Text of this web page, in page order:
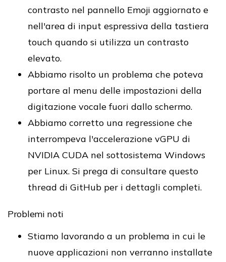
contrasto nel pannello Emoji aggiornato e
nell'area di input espressiva della tastiera
touch quando si utilizza un contrasto
elevato.
Abbiamo risolto un problema che poteva
portare al menu delle impostazioni della
digitazione vocale fuori dallo schermo.
Abbiamo corretto una regressione che
interrompeva l'accelerazione vGPU di
NVIDIA CUDA nel sottosistema Windows
per Linux. Si prega di consultare questo
thread di GitHub per i dettagli completi.
Problemi noti
Stiamo lavorando a un problema in cui le
nuove applicazioni non verranno installate